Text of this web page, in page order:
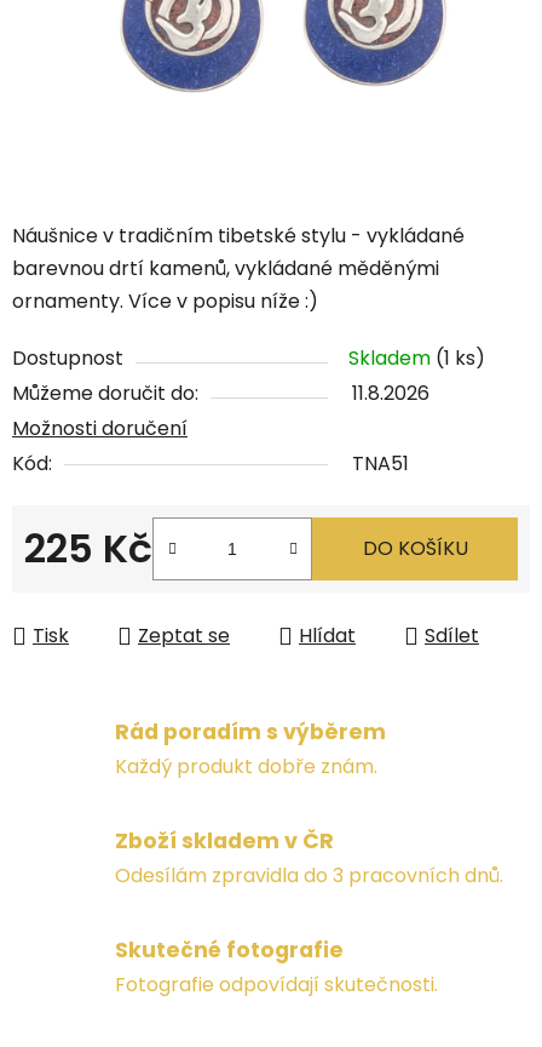
Náušnice v tradičním tibetské stylu - vykládané
barevnou drtí kamenů, vykládané měděnými
ornamenty. Více v popisu níže :)
Dostupnost Skladem (1 ks)
Můžeme doručit do:
11.8.2026
Možnosti doručení
Kód:
TNA51
225 Kč DO KOŠÍKU
Tisk Zeptat se Hlídat Sdílet
Rád poradím s výběrem
Každý produkt dobře znám.
Zboží skladem v ČR
Odesílám zpravidla do 3 pracovních dnů.
Skutečné fotografie
Fotografie odpovídají skutečnosti.